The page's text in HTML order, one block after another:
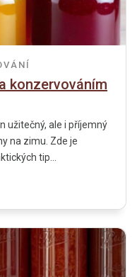
konzervováním
užitečný, ale i příjemný
na zimu. Zde je
tip...